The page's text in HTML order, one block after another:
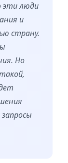
эти люди
и
страну.
Но